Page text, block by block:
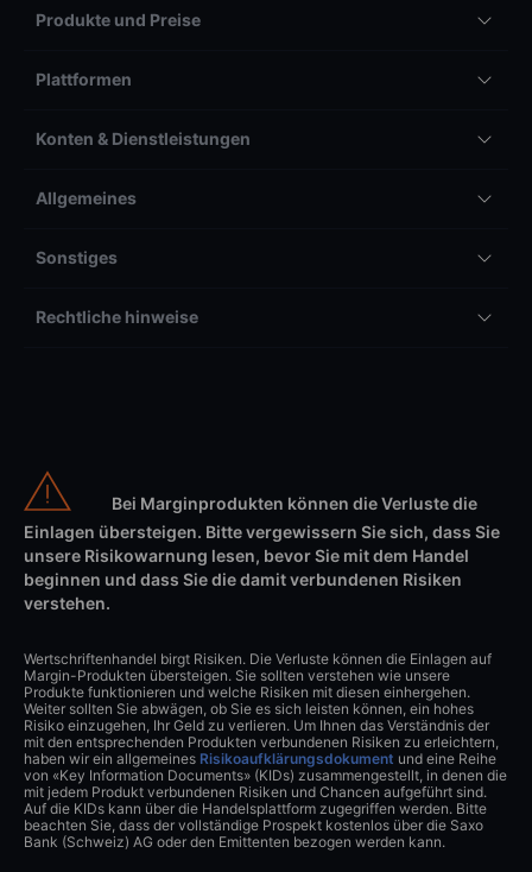
Produkte und Preise
Plattformen
Konten & Dienstleistungen
Allgemeines
Sonstiges
Rechtliche hinweise
Bei Marginprodukten können die Verluste die
Einlagen übersteigen. Bitte vergewissern Sie sich, dass Sie
unsere Risikowarnung lesen, bevor Sie mit dem Handel
beginnen und dass Sie die damit verbundenen Risiken
verstehen.
Wertschriftenhandel birgt Risiken. Die Verluste können die Einlagen auf
Margin-Produkten übersteigen. Sie sollten verstehen wie unsere
Produkte funktionieren und welche Risiken mit diesen einhergehen.
Weiter sollten Sie abwägen, ob Sie es sich leisten können, ein hohes
Risiko einzugehen, Ihr Geld zu verlieren. Um Ihnen das Verständnis der
mit den entsprechenden Produkten verbundenen Risiken zu erleichtern,
haben wir ein allgemeines Risikoaufklärungsdokument und eine Reihe
von «Key Information Documents» (KIDs) zusammengestellt, in denen die
mit jedem Produkt verbundenen Risiken und Chancen aufgeführt sind.
Auf die KIDs kann über die Handelsplattform zugegriffen werden. Bitte
beachten Sie, dass der vollständige Prospekt kostenlos über die Saxo
Bank (Schweiz) AG oder den Emittenten bezogen werden kann.